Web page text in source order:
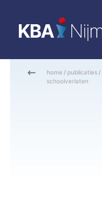
home / publicaties /
schoolverlaten